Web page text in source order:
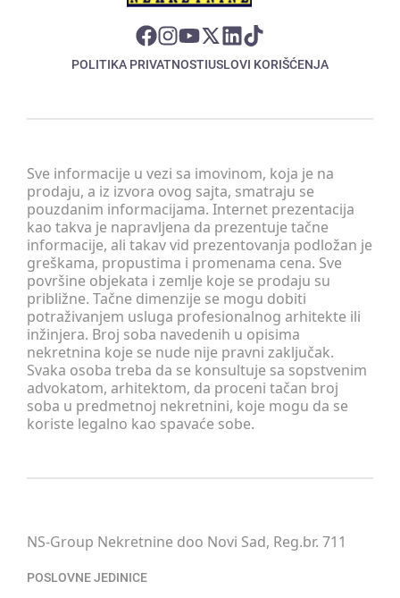
POLITIKA PRIVATNOSTIUSLOVI KORIŠĆENJA
Sve informacije u vezi sa imovinom, koja je na
prodaju, a iz izvora ovog sajta, smatraju se
pouzdanim informacijama. Internet prezentacija
kao takva je napravljena da prezentuje tačne
informacije, ali takav vid prezentovanja podložan je
greškama, propustima i promenama cena. Sve
površine objekata i zemlje koje se prodaju su
približne. Tačne dimenzije se mogu dobiti
potraživanjem usluga profesionalnog arhitekte ili
inžinjera. Broj soba navedenih u opisima
nekretnina koje se nude nije pravni zaključak.
Svaka osoba treba da se konsultuje sa sopstvenim
advokatom, arhitektom, da proceni tačan broj
soba u predmetnoj nekretnini, koje mogu da se
koriste legalno kao spavaće sobe.
NS-Group Nekretnine doo Novi Sad, Reg.br. 711
POSLOVNE JEDINICE